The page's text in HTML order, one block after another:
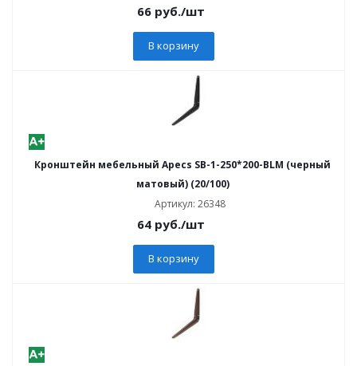
66руб./шт
В корзину
Кронштейн мебельный Apecs SB-1-250*200-BLM (черный
матовый) (20/100)
Артикул: 26348
64руб./шт
В корзину